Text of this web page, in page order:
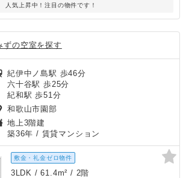
人気上昇中！注目の物件です！
ずの空室を探す
紀伊中ノ島駅 歩46分
六十谷駅 歩25分
紀和駅 歩51分
和歌山市園部
地上3階建
築36年 / 賃貸マンション
敷金・礼金ゼロ物件
3LDK / 61.4m² / 2階